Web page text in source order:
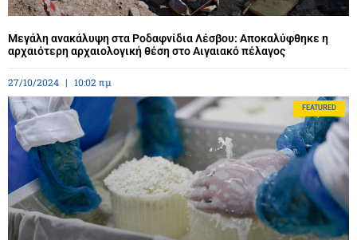
Μεγάλη ανακάλυψη στα Ροδαφνίδια Λέσβου: Αποκαλύφθηκε η
αρχαιότερη αρχαιολογική θέση στο Αιγαιακό πέλαγος
27/10/2024 10:02 πμ
FEATURED